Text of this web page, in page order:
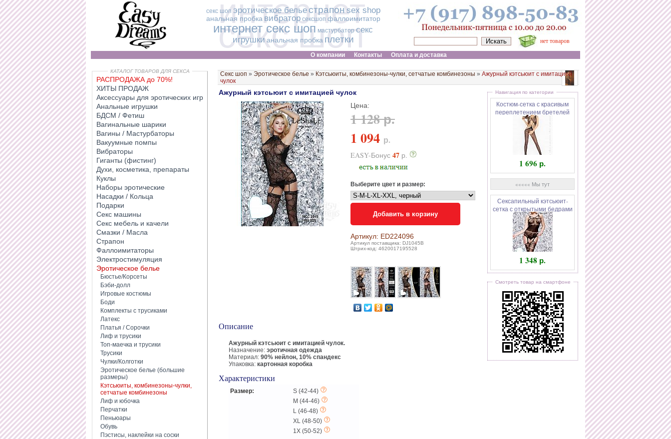
интернет
секс шоп
секс шоп эротическое бельестрапон sex shop
анальная пробка вибратор сексшоп фаллоимитатор
интернет секс шоп мастурбатор секс
игрушки анальная пробка плетки
нет товаров
О компании
Контакты Оплата и доставка
КАТАЛОГ ТОВАРОВ ДЛЯ СЕКСА
РАСПРОДАЖА до 70%!
ХИТЫ ПРОДАЖ
Аксессуары для эротических игр
Анальные игрушки
БДСМ / Фетиш
Вагинальные шарики
Вагины / Мастурбаторы
Вакуумные помпы
Вибраторы
Гиганты (фистинг)
Духи, косметика, препараты
Куклы
Наборы эротические
Насадки / Кольца
Подарки
Секс машины
Секс мебель и качели
Смазки / Масла
Страпон
Фаллоимитаторы
Электростимуляция
Эротическое белье
Бюстье/Корсеты
Бэби-долл
Игровые костюмы
Боди
Комплекты с трусиками
Латекс
Платья / Сорочки
Лиф и трусики
Топ-маечка и трусики
Трусики
Чулки/Колготки
Эротическое белье (большие
размеры)
Кэтсьюиты, комбинезоны-чулки,
сетчатые комбинезоны
Лиф и юбочка
Перчатки
Пеньюары
Обувь
Пэстисы, наклейки на соски
Секс шоп » Эротическое белье » Кэтсьюиты, комбинезоны-чулки, сетчатые комбинезоны » Ажурный кэтсьюит с имитацией
чулок
Ажурный кэтсьюит с имитацией чулок
Цена:
1 128 р.
1 094 р.
EASY-Бонус 47 р.
Выберите цвет и размер:
Добавить в корзину
Артикул: ED224096
Артикул поставщика: DJ1045B
Штрих-код: 4620017195528
Описание
Ажурный кэтсьюит с имитацией чулок.
Назначение: эротичная одежда
Материал: 90% нейлон, 10% спандекс
Упаковка: картонная коробка
Характеристики
Размер:
S (42-44)
M (44-46)
L (46-48)
XL (48-50)
1X (50-52)
Навигация по категории
Костюм-сетка с красивым
переплетением бретелей
1 696 р.
««««« Мы тут
Сексапильный кэтсьюит-
сетка с открытыми бедрами
1 348 р.
Смотреть товар на смартфоне